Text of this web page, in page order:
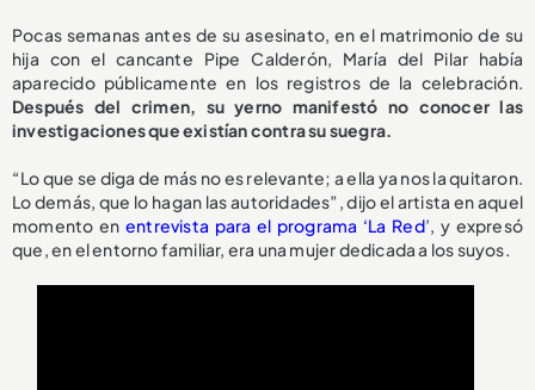
Pocas semanas antes de su asesinato, en el matrimonio de su
hija con el cancante Pipe Calderón, María del Pilar había
aparecido públicamente en los registros de la celebración.
Después del crimen, su yerno manifestó no conocer las
investigaciones que existían contra su suegra.
“Lo que se diga de más no es relevante; a ella ya nos la quitaron.
Lo demás, que lo hagan las autoridades”, dijo el artista en aquel
momento en entrevista para el programa ‘La Red’, y expresó
que, en el entorno familiar, era una mujer dedicada a los suyos.